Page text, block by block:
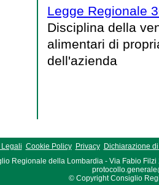
Legge Regionale
Disciplina della
alimentari di
dell'azienda
Legali Cookie Policy Privacy
Dichiarazione
Regionale della Lombardia - Via Fabio Filzi
© Copyright Consiglio